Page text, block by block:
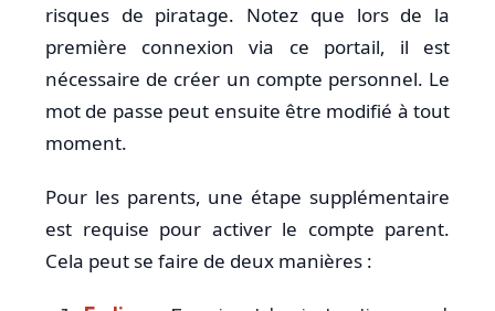
risques de piratage. Notez que lors de la
première connexion via ce portail, il est
nécessaire de créer un compte personnel. Le
mot de passe peut ensuite être modifié à tout
moment.
Pour les parents, une étape supplémentaire
est requise pour activer le compte parent.
Cela peut se faire de deux manières :